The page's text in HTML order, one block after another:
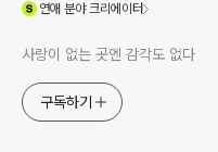
연애 분야 크리에이터
사랑이 없는 곳엔 감각도 없다
구독하기